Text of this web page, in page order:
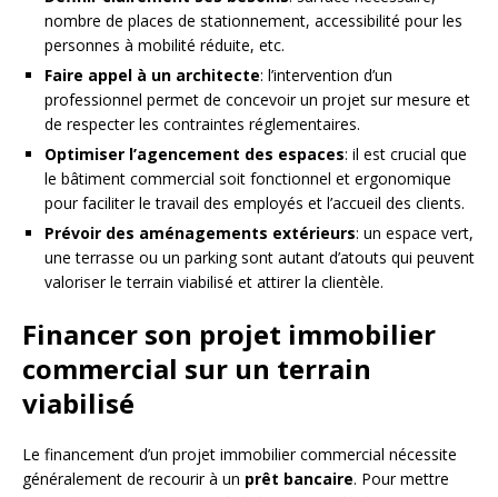
nombre de places de stationnement, accessibilité pour les
personnes à mobilité réduite, etc.
Faire appel à un architecte: l’intervention d’un
professionnel permet de concevoir un projet sur mesure et
de respecter les contraintes réglementaires.
Optimiser l’agencement des espaces: il est crucial que
le bâtiment commercial soit fonctionnel et ergonomique
pour faciliter le travail des employés et l’accueil des clients.
Prévoir des aménagements extérieurs: un espace vert,
une terrasse ou un parking sont autant d’atouts qui peuvent
valoriser le terrain viabilisé et attirer la clientèle.
Financer son projet immobilier
commercial sur un terrain
viabilisé
Le financement d’un projet immobilier commercial nécessite
généralement de recourir à un prêt bancaire. Pour mettre